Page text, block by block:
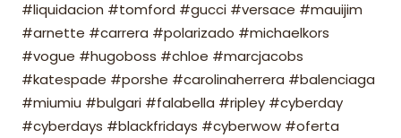
#liquidacion #tomford #gucci #versace #mauijim
#arnette #carrera #polarizado #michaelkors
#vogue #hugoboss #chloe #marcjacobs
#katespade #porshe #carolinaherrera #balenciaga
#miumiu #bulgari #falabella #ripley #cyberday
#cyberdays #blackfridays #cyberwow #oferta